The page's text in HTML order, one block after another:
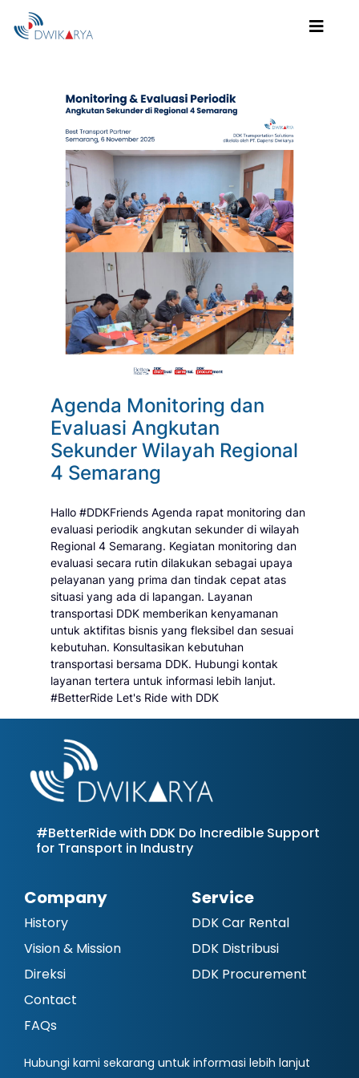
Agenda Monitoring dan
Evaluasi Angkutan
Sekunder Wilayah Regional
4 Semarang
Hallo #DDKFriends Agenda rapat monitoring dan
evaluasi periodik angkutan sekunder di wilayah
Regional 4 Semarang. Kegiatan monitoring dan
evaluasi secara rutin dilakukan sebagai upaya
pelayanan yang prima dan tindak cepat atas
situasi yang ada di lapangan. Layanan
transportasi DDK memberikan kenyamanan
untuk aktifitas bisnis yang fleksibel dan sesuai
kebutuhan. Konsultasikan kebutuhan
transportasi bersama DDK. Hubungi kontak
layanan tertera untuk informasi lebih lanjut.
#BetterRide Let's Ride with DDK
#BetterRide with DDK Do Incredible Support
for Transport in Industry
Company
History
Vision & Mission
Direksi
Contact
FAQs
Service
DDK Car Rental
DDK Distribusi
DDK Procurement
Hubungi kami sekarang untuk informasi lebih lanjut